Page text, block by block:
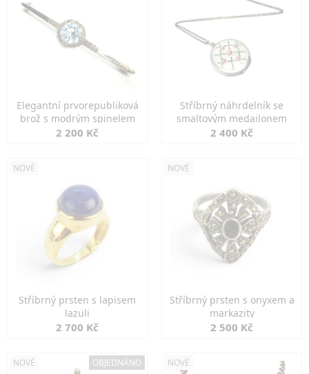
Elegantní prvorepubliková
brož s modrým spinelem
2 200 Kč
Stříbrný náhrdelník se
smaltovým medailonem
2 400 Kč
NOVÉ
Stříbrný prsten s lapisem
lazuli
2 700 Kč
NOVÉ
Stříbrný prsten s onyxem a
markazity
2 500 Kč
NOVÉ OBJEDNÁNO NOVÉ